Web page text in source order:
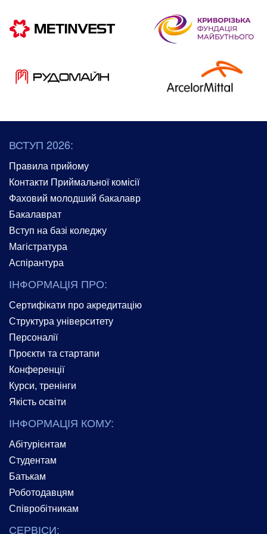
ВСТУП 2026:
Правила прийому
Контакти Приймальної комісії
Фаховий молодший бакалавр
Бакалаврат
Вступ на базі коледжу
Магістратура
Аспірантура
ІНФОРМАЦІЯ ПРО:
Сертифікати про акредитацію
Структура університету
Персоналії
Проєкти та стартапи
Конференції
Курси, тренінги
Якість освіти
ІНФОРМАЦІЯ КОМУ:
Абітурієнтам
Студентам
Батькам
Роботодавцям
Співробітникам
СЕРВІСИ: